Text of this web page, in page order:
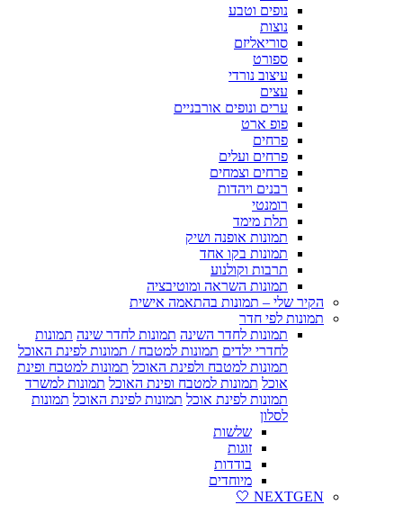
נופים וטבע
נוצות
סוריאליזם
ספורט
עיצוב נורדי
עצים
ערים ונופים אורבניים
פופ ארט
פרחים
פרחים ועלים
פרחים וצמחים
רבנים ויהדות
רומנטי
תלת מימד
תמונות אופנה ושיק
תמונות בקו אחד
תרבות וקולנוע
תמונות השראה ומוטיבציה
הקיר שלי – תמונות בהתאמה אישית
תמונות לפי חדר
תמונות לחדר השינה תמונות לחדר שינה תמונות
לחדרי ילדים תמונות למטבח / תמונות לפינת האוכל
תמונות למטבח ולפינת האוכל תמונות למטבח ופינת
אוכל תמונות למטבח ופינת האוכל תמונות למשרד
תמונות לפינת אוכל תמונות לפינת האוכל תמונות
לסלון
שלשות
זוגות
בודדות
מיוחדים
NEXTGEN 🤍